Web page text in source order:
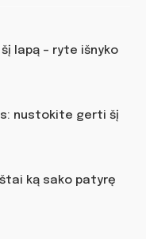
lapą – ryte išnyko
nustokite gerti šį
ką sako patyrę